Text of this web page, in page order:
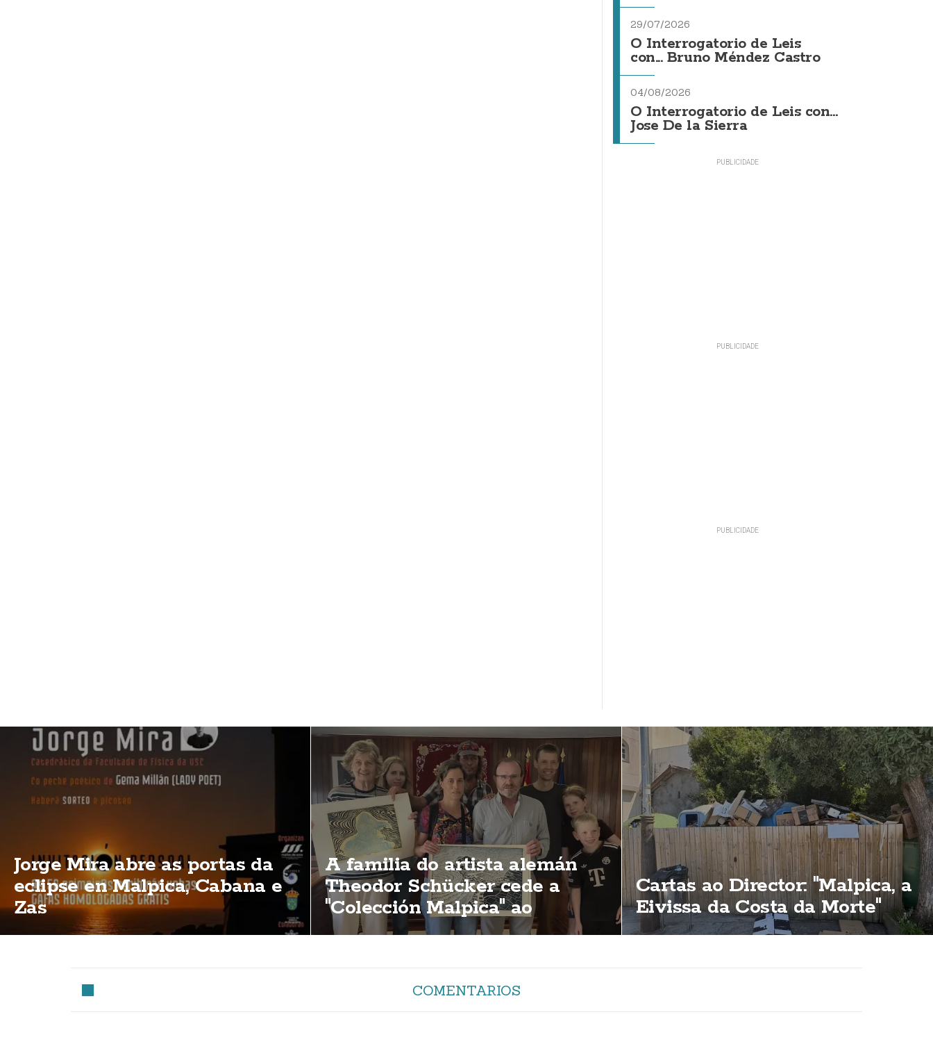
29/07/2026
O Interrogatorio de Leis
con... Bruno Méndez Castro
04/08/2026
O Interrogatorio de Leis con...
Jose De la Sierra
Jorge Mira abre as portas da
eclipse en Malpica, Cabana e
Zas
A familia do artista alemán
Theodor Schücker cede a
"Colección Malpica" ao
concello malpicán
Cartas ao Director: "Malpica, a
Eivissa da Costa da Morte"
COMENTARIOS